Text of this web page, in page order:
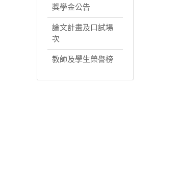
獎學金公告
論文計畫及口試場
次
教師及學生榮譽榜